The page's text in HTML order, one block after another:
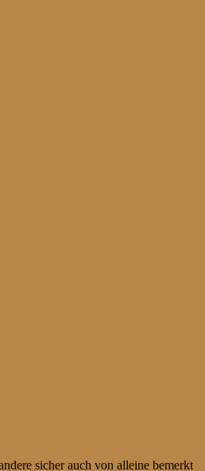
sicher auch von alleine bemerkt